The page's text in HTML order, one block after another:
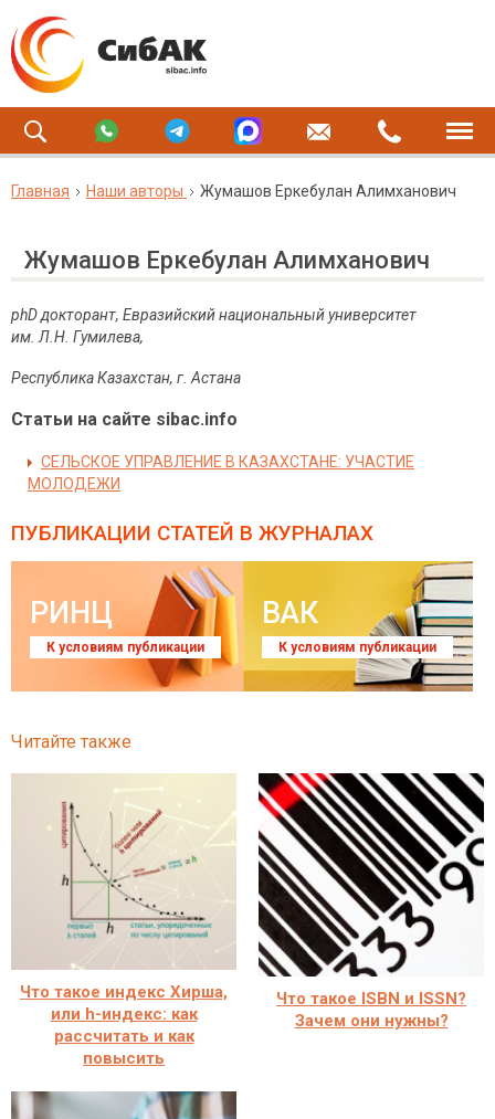
Главная Наши авторы Жумашов Еркебулан Алимханович
Жумашов Еркебулан Алимханович
phDдокторант, Евразийский национальный университет
им. Л Н Гумилева,
РеспубликаКазахстан, г Астана
Статьи на сайте sibac.info
СЕЛЬСКОЕ УПРАВЛЕНИЕ В КАЗАХСТАНЕ: УЧАСТИЕ
МОЛОДЕЖИ
ПУБЛИКАЦИИ СТАТЕЙ В ЖУРНАЛАХ
РИНЦ
К условиям публикации
ВАК
К условиям публикации
Читайте также
Что такое индекс Хирша,
или h-индекс: как
рассчитать и как
повысить
Что такое ISBN и ISSN?
Зачем они нужны?